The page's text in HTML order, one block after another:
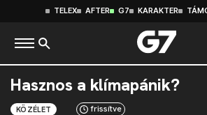
TELEX AFTER G7 KARAKTER
Hasznos a klímapánik?
KÖZÉLET frissítve